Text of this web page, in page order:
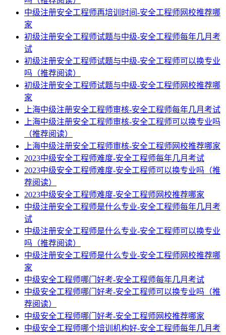
中级注册安全工程师再培训时间-安全工程师网校推荐哪
家
初级注册安全工程师试题与中级-安全工程师每年几月考
试
初级注册安全工程师试题与中级-安全工程师可以换专业
吗（推荐阅读）
初级注册安全工程师试题与中级-安全工程师网校推荐哪
家
上海中级注册安全工程师审核-安全工程师每年几月考试
上海中级注册安全工程师审核-安全工程师可以换专业吗
（推荐阅读）
上海中级注册安全工程师审核-安全工程师网校推荐哪家
2023中级安全工程师难度-安全工程师每年几月考试
2023中级安全工程师难度-安全工程师可以换专业吗（推
荐阅读）
2023中级安全工程师难度-安全工程师网校推荐哪家
中级注册安全工程师是什么专业-安全工程师每年几月考
试
中级注册安全工程师是什么专业-安全工程师可以换专业
吗（推荐阅读）
中级注册安全工程师是什么专业-安全工程师网校推荐哪
家
中级安全工程师哪门好考-安全工程师每年几月考试
中级安全工程师哪门好考-安全工程师可以换专业吗（推
荐阅读）
中级安全工程师哪门好考-安全工程师网校推荐哪家
中级安全工程师哪个培训机构好-安全工程师每年几月考